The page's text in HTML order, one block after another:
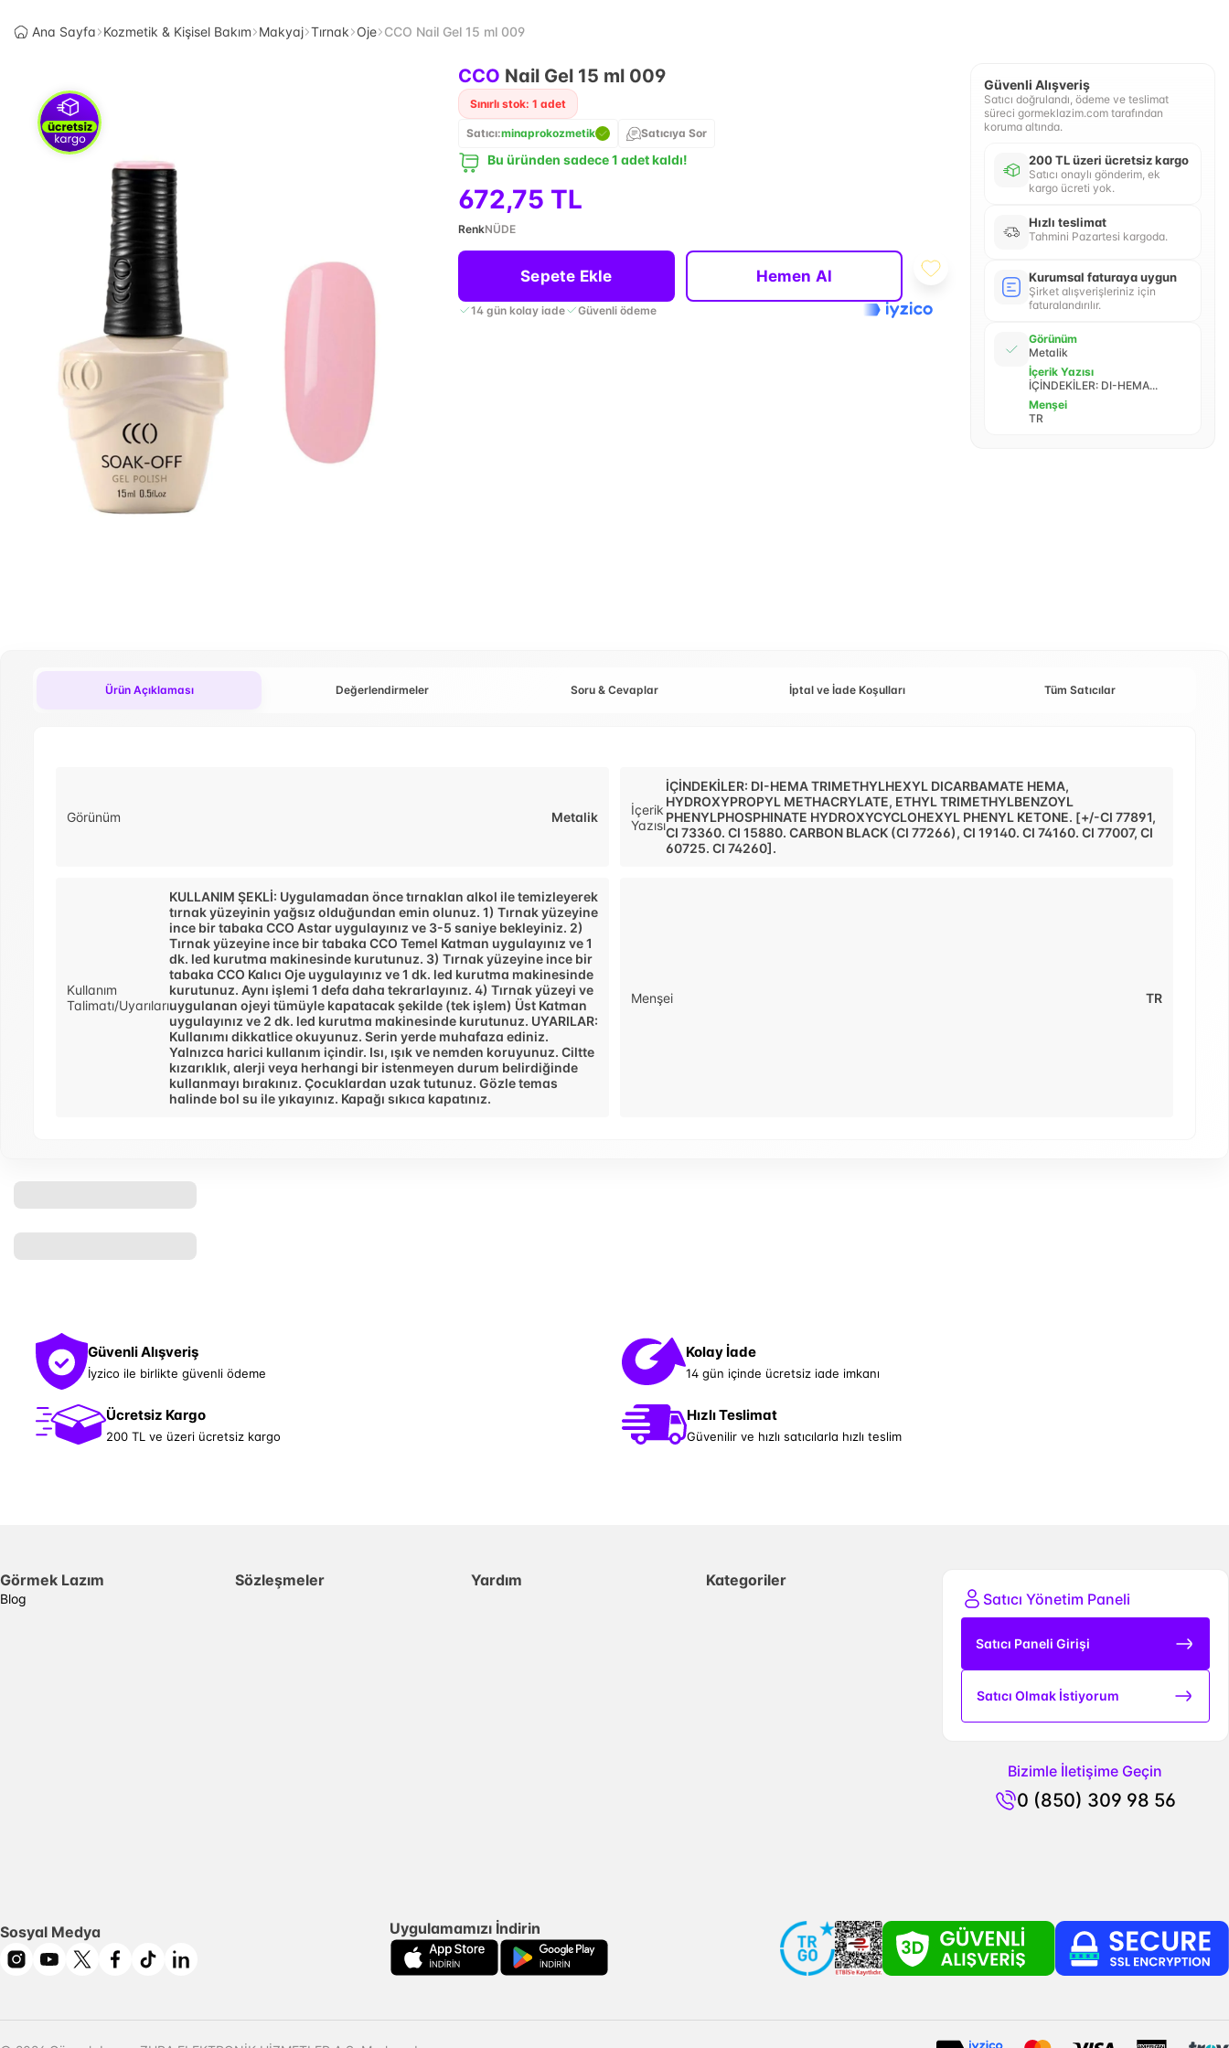
Ana Sayfa Kozmetik & Kişisel Bakım Makyaj Tırnak Oje CCO Nail Gel 15 ml 009
CCO Nail Gel 15 ml 009
Sınırlı stok: 1 adet
Satıcı:minaprokozmetik Satıcıya Sor
Bu üründen sadece 1 adet kaldı!
672,75 TL
RenkNÜDE
Sepete Ekle Hemen Al
14 gün kolay iade Güvenli ödeme
Güvenli Alışveriş
Satıcı doğrulandı, ödeme ve teslimat
süreci gormeklazim.com tarafından
koruma altında.
200 TL üzeri ücretsiz kargo
Satıcı onaylı gönderim, ek
kargo ücreti yok.
Hızlı teslimat
Tahmini Pazartesi kargoda.
Kurumsal faturaya uygun
Şirket alışverişleriniz için
faturalandırılır.
Görünüm
Metalik
İçerik Yazısı
İÇİNDEKİLER: DI-HEMA...
Menşei
TR
Ürün Açıklaması Değerlendirmeler Soru & Cevaplar İptal ve İade Koşulları Tüm Satıcılar
Görünüm Metalik
İçerik
Yazısı
İÇİNDEKİLER: DI-HEMA TRIMETHYLHEXYL DICARBAMATE HEMA,
HYDROXYPROPYL METHACRYLATE, ETHYL TRIMETHYLBENZOYL
PHENYLPHOSPHINATE HYDROXYCYCLOHEXYL PHENYL KETONE. [+/-CI 77891,
CI 73360. CI 15880. CARBON BLACK (CI 77266), CI 19140. CI 74160. CI 77007, CI
60725. CI 74260].
Kullanım
Talimatı/Uyarıları
KULLANIM ŞEKLİ: Uygulamadan önce tırnaklan alkol ile temizleyerek
tırnak yüzeyinin yağsız olduğundan emin olunuz. 1) Tırnak yüzeyine
ince bir tabaka CCO Astar uygulayınız ve 3-5 saniye bekleyiniz. 2)
Tırnak yüzeyine ince bir tabaka CCO Temel Katman uygulayınız ve 1
dk. led kurutma makinesinde kurutunuz. 3) Tırnak yüzeyine ince bir
tabaka CCO Kalıcı Oje uygulayınız ve 1 dk. led kurutma makinesinde
kurutunuz. Aynı işlemi 1 defa daha tekrarlayınız. 4) Tırnak yüzeyi ve
uygulanan ojeyi tümüyle kapatacak şekilde (tek işlem) Üst Katman
uygulayınız ve 2 dk. led kurutma makinesinde kurutunuz. UYARILAR:
Kullanımı dikkatlice okuyunuz. Serin yerde muhafaza ediniz.
Yalnızca harici kullanım içindir. Isı, ışık ve nemden koruyunuz. Ciltte
kızarıklık, alerji veya herhangi bir istenmeyen durum belirdiğinde
kullanmayı bırakınız. Çocuklardan uzak tutunuz. Gözle temas
halinde bol su ile yıkayınız. Kapağı sıkıca kapatınız.
Menşei TR
Güvenli Alışveriş
İyzico ile birlikte güvenli ödeme
Kolay İade
14 gün içinde ücretsiz iade imkanı
Ücretsiz Kargo
200 TL ve üzeri ücretsiz kargo
Hızlı Teslimat
Güvenilir ve hızlı satıcılarla hızlı teslim
Görmek Lazım
Blog
Sözleşmeler Yardım
Kategoriler
Satıcı Yönetim Paneli
Satıcı Paneli Girişi
Satıcı Olmak İstiyorum
Bizimle İletişime Geçin
0 (850) 309 98 56
Sosyal Medya Uygulamamızı İndirin